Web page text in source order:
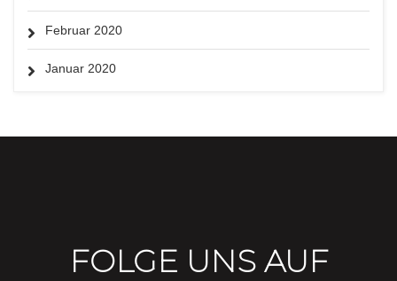
Februar 2020
Januar 2020
FOLGE UNS AUF